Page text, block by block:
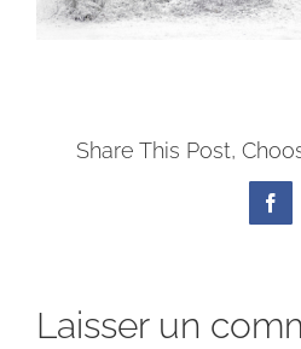
Share This Post,
Laisser un